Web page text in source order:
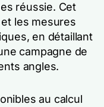
réussie. Cet
les mesures
en détaillant
campagne de
angles.
au calcul